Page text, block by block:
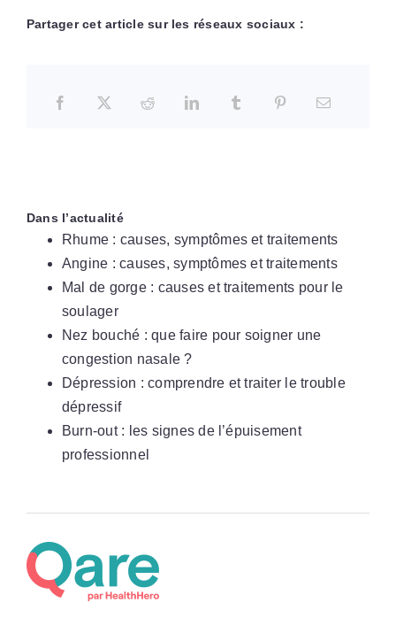
Partager cet article sur les réseaux sociaux :
Dans l’actualité
Rhume : causes, symptômes et traitements
Angine : causes, symptômes et traitements
Mal de gorge : causes et traitements pour le
soulager
Nez bouché : que faire pour soigner une
congestion nasale ?
Dépression : comprendre et traiter le trouble
dépressif
Burn-out : les signes de l’épuisement
professionnel